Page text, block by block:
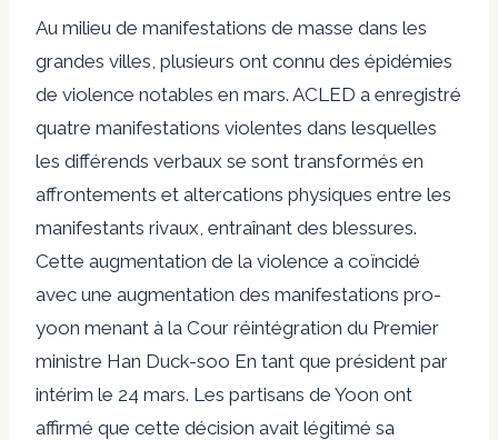
Au milieu de manifestations de masse dans les
grandes villes, plusieurs ont connu des épidémies
de violence notables en mars. ACLED a enregistré
quatre manifestations violentes dans lesquelles
les différends verbaux se sont transformés en
affrontements et altercations physiques entre les
manifestants rivaux, entraînant des blessures.
Cette augmentation de la violence a coïncidé
avec une augmentation des manifestations pro-
yoon menant à la Cour réintégration du Premier
ministre Han Duck-soo En tant que président par
intérim le 24 mars. Les partisans de Yoon ont
affirmé que cette décision avait légitimé sa